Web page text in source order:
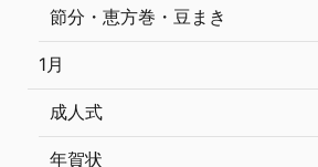
節分・恵方巻・豆まき
1月
成人式
年賀状